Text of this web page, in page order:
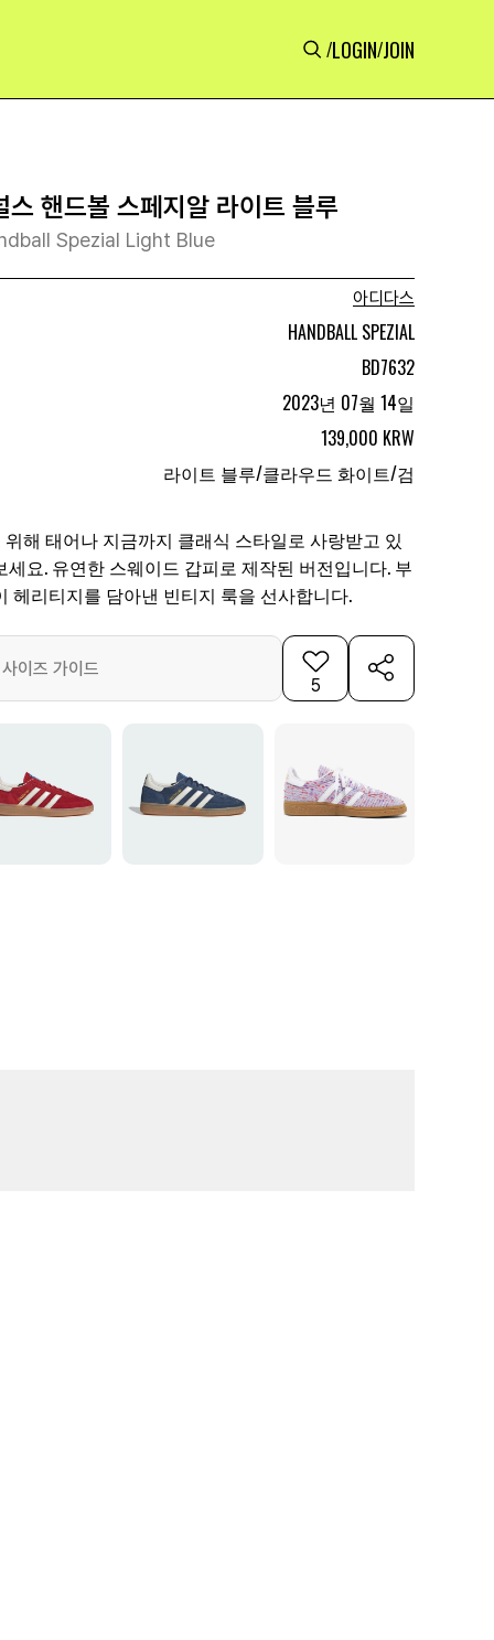
/LOGIN/JOIN
스 핸드볼 스페지알 라이트 블루
Spezial Light Blue
아디다스
HANDBALL SPEZIAL
BD7632
2023년 07월 14일
139,000 KRW
라이트 블루/클라우드 화이트/검
위해 태어나 지금까지 클래식 스타일로 사랑받고 있
요. 유연한 스웨이드 갑피로 제작된 버전입니다. 부
헤리티지를 담아낸 빈티지 룩을 선사합니다.
사이즈 가이드
5